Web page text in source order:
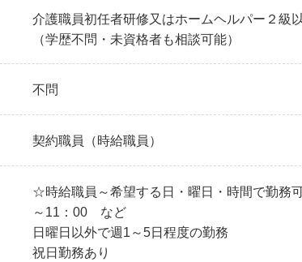
介護職員初任者研修又はホームヘルパー２
（学歴不問・未資格者も相談可能）
不問
契約職員（時給職員）
☆時給職員～希望する日・曜日・時間で勤務
～11：00 など
日曜日以外で週1～5日程度の勤務
祝日勤務あり